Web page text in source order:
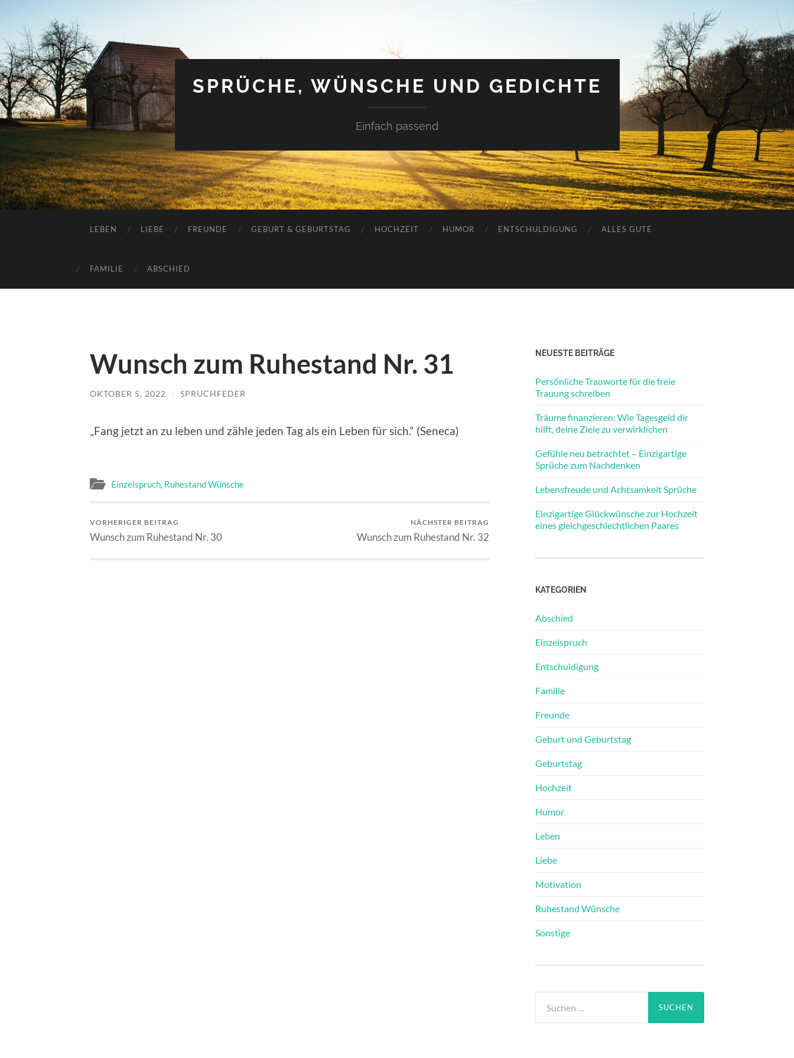
SPRÜCHE, WÜNSCHE UND GEDICHTE
Einfach passend
LEBEN LIEBE FREUNDE GEBURT & GEBURTSTAG HOCHZEIT HUMOR ENTSCHULDIGUNG ALLES GUTE
FAMILIE ABSCHIED
Wunsch zum Ruhestand Nr. 31
OKTOBER 5, 2022 / SPRUCHFEDER
„Fang jetzt an zu leben und zähle jeden Tag als ein Leben für sich.“ (Seneca)
Einzelspruch, Ruhestand Wünsche
VORHERIGER BEITRAG
Wunsch zum Ruhestand Nr. 30
NÄCHSTER BEITRAG
Wunsch zum Ruhestand Nr. 32
NEUESTE BEITRÄGE
Persönliche Trauworte für die freie
Trauung schreiben
Träume finanzieren: Wie Tagesgeld dir
hilft, deine Ziele zu verwirklichen
Gefühle neu betrachtet – Einzigartige
Sprüche zum Nachdenken
Lebensfreude und Achtsamkeit Sprüche
Einzigartige Glückwünsche zur Hochzeit
eines gleichgeschlechtlichen Paares
KATEGORIEN
Abschied
Einzelspruch
Entschuldigung
Familie
Freunde
Geburt und Geburtstag
Geburtstag
Hochzeit
Humor
Leben
Liebe
Motivation
Ruhestand Wünsche
Sonstige
nach: